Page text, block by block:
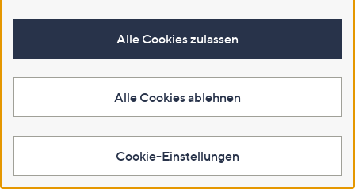
Alle Cookies zulassen
Alle Cookies ablehnen
Cookie-Einstellungen